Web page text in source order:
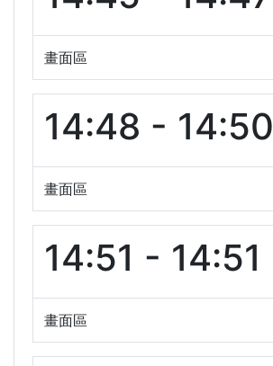
畫面區
14:48 - 14:50
畫面區
14:51 - 14:51
畫面區